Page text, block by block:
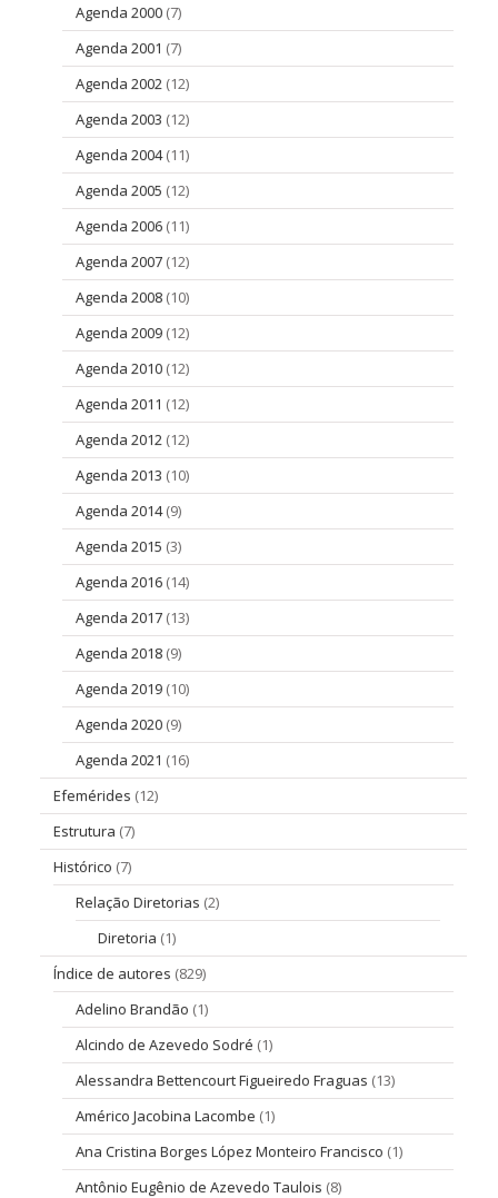
Agenda 2000 (7)
Agenda 2001 (7)
Agenda 2002 (12)
Agenda 2003 (12)
Agenda 2004(11)
Agenda 2005 (12)
Agenda 2006 (11)
Agenda 2007 (12)
Agenda 2008 (10)
Agenda 2009 (12)
Agenda 2010 (12)
Agenda 2011 (12)
Agenda 2012 (12)
Agenda 2013 (10)
Agenda 2014(9)
Agenda 2015 (3)
Agenda 2016 (14)
Agenda 2017 (13)
Agenda 2018 (9)
Agenda 2019 (10)
Agenda 2020 (9)
Agenda 2021 (16)
Efemérides (12)
Estrutura (7)
Histórico (7)
Relação Diretorias (2)
Diretoria (1)
Índice de autores (829)
Adelino Brandão (1)
Alcindo de Azevedo Sodré (1)
Alessandra Bettencourt Figueiredo Fraguas (13)
Américo Jacobina Lacombe (1)
Ana Cristina Borges López Monteiro Francisco (1)
Antônio Eugênio de Azevedo Taulois (8)